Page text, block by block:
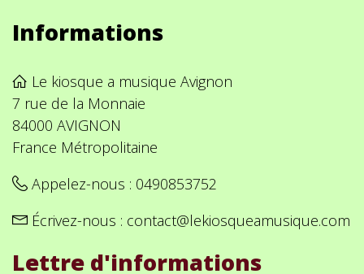
Informations
Le kiosque a musique Avignon
7 rue de la Monnaie
84000 AVIGNON
France Métropolitaine
Appelez-nous : 0490853752
Écrivez-nous : contact@lekiosqueamusique.com
Lettre d'informations